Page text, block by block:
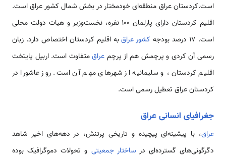
است.کردستان عراق منطقه‌ای خودمختار در بخش شمال کشور عراق است.
اقلیم کردستان دارای پارلمان ۱۰۰ نفره، نخست‌وزیر و هیات دولت محلی
است. ۱۷ درصد بودجه
کشور عراقبه اقلیم کردستان اختصاص دارد. زبان
رسمی آن کردی و پرچمش هم از پرچم عراقمتفاوت است. اربیل پایتخت
اقلیم کردستان، و سلیمانیه از شهرهای مهم آن است. روز عاشورا در
کردستان عراق تعطیل رسمی است.
جغرافیای انسانی عراق
عراق، با پیشینه‌ای پیچیده و تاریخی پرتنش، در دهه‌های اخیر شاهد
دگرگونی‌های گسترده‌ای در ساختار جمعیتی و تحولات دموگرافیک بوده